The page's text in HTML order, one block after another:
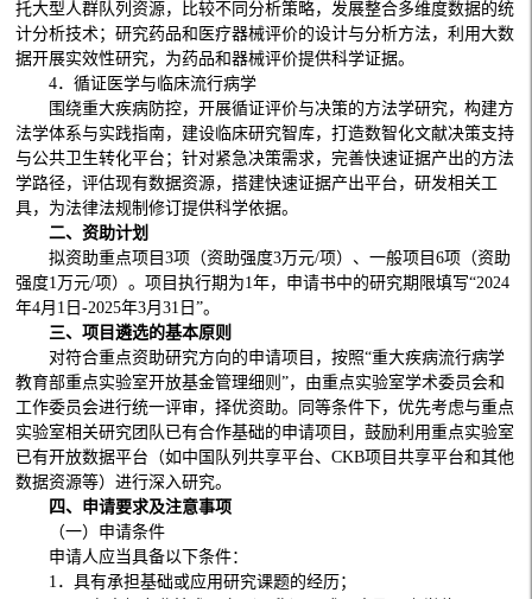
托大型人群队列资源，比较不同分析策略，发展整合多维度数据的统
计分析技术；研究药品和医疗器械评价的设计与分析方法，利用大数
据开展实效性研究，为药品和器械评价提供科学证据。
4．循证医学与临床流行病学
围绕重大疾病防控，开展循证评价与决策的方法学研究，构建方
法学体系与实践指南，建设临床研究智库，打造数智化文献决策支持
与公共卫生转化平台；针对紧急决策需求，完善快速证据产出的方法
学路径，评估现有数据资源，搭建快速证据产出平台，研发相关工
具，为法律法规制修订提供科学依据。
二、资助计划
拟资助重点项目3项（资助强度3万元/项）、一般项目6项（资助
强度1万元/项）。项目执行期为1年，申请书中的研究期限填写“2024
年4月1日-2025年3月31日”。
三、项目遴选的基本原则
对符合重点资助研究方向的申请项目，按照“重大疾病流行病学
教育部重点实验室开放基金管理细则”，由重点实验室学术委员会和
工作委员会进行统一评审，择优资助。同等条件下，优先考虑与重点
实验室相关研究团队已有合作基础的申请项目，鼓励利用重点实验室
已有开放数据平台（如中国队列共享平台、CKB项目共享平台和其他
数据资源等）进行深入研究。
四、申请要求及注意事项
（一）申请条件
申请人应当具备以下条件：
1．具有承担基础或应用研究课题的经历；